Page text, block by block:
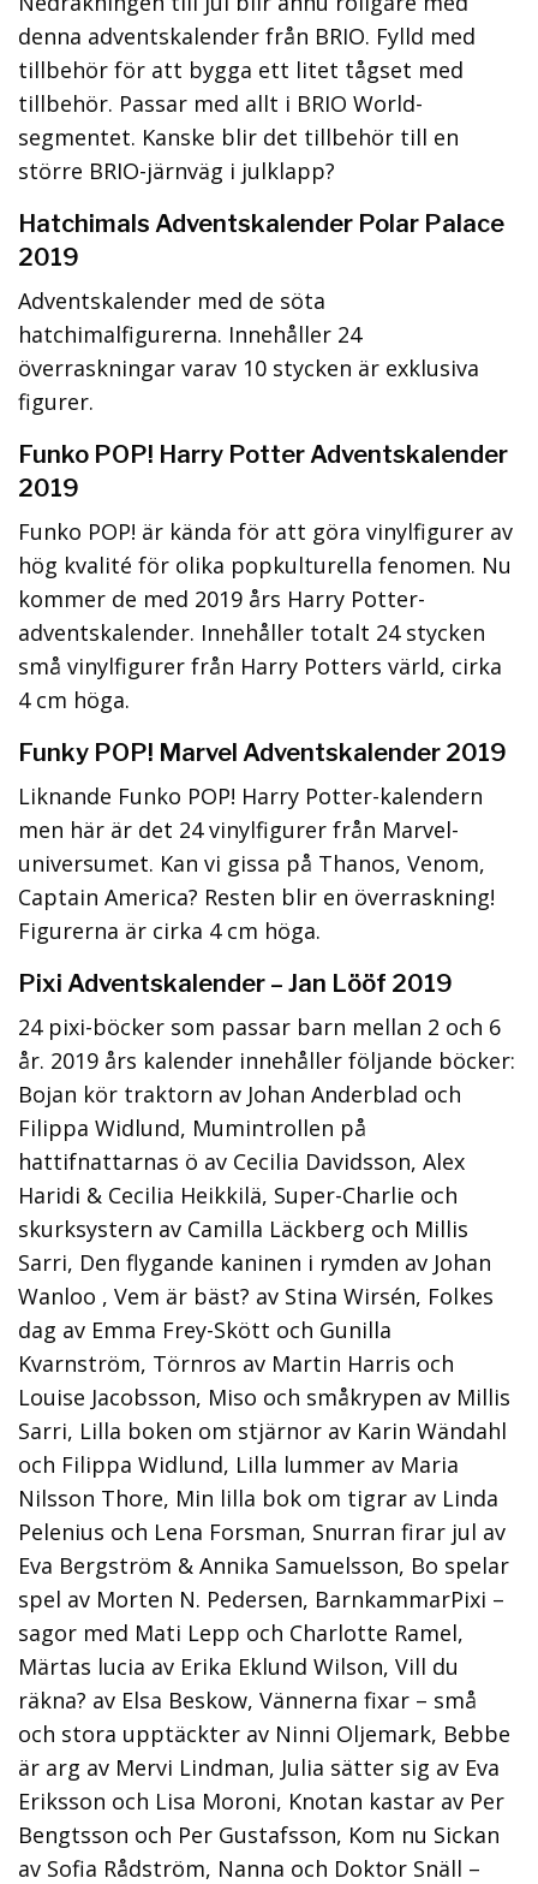
denna adventskalender från BRIO. Fylld med
tillbehör för att bygga ett litet tågset med
tillbehör. Passar med allt i BRIO World-
segmentet. Kanske blir det tillbehör till en
större BRIO-järnväg i julklapp?
Hatchimals Adventskalender Polar Palace
2019
Adventskalender med de söta
hatchimalfigurerna. Innehåller 24
överraskningar varav 10 stycken är exklusiva
figurer.
Funko POP! Harry Potter Adventskalender
2019
Funko POP! är kända för att göra vinylfigurer av
hög kvalité för olika popkulturella fenomen. Nu
kommer de med 2019 års Harry Potter-
adventskalender. Innehåller totalt 24 stycken
små vinylfigurer från Harry Potters värld, cirka
4 cm höga.
Funky POP! Marvel Adventskalender 2019
Liknande Funko POP! Harry Potter-kalendern
men här är det 24 vinylfigurer från Marvel-
universumet. Kan vi gissa på Thanos, Venom,
Captain America? Resten blir en överraskning!
Figurerna är cirka 4 cm höga.
Pixi Adventskalender – Jan Lööf 2019
24 pixi-böcker som passar barn mellan 2 och 6
år. 2019 års kalender innehåller följande böcker:
Bojan kör traktorn av Johan Anderblad och
Filippa Widlund, Mumintrollen på
hattifnattarnas ö av Cecilia Davidsson, Alex
Haridi & Cecilia Heikkilä, Super-Charlie och
skurksystern av Camilla Läckberg och Millis
Sarri, Den flygande kaninen i rymden av Johan
Wanloo , Vem är bäst? av Stina Wirsén, Folkes
dag av Emma Frey-Skött och Gunilla
Kvarnström, Törnros av Martin Harris och
Louise Jacobsson, Miso och småkrypen av Millis
Sarri, Lilla boken om stjärnor av Karin Wändahl
och Filippa Widlund, Lilla lummer av Maria
Nilsson Thore, Min lilla bok om tigrar av Linda
Pelenius och Lena Forsman, Snurran firar jul av
Eva Bergström & Annika Samuelsson, Bo spelar
spel av Morten N. Pedersen, BarnkammarPixi –
sagor med Mati Lepp och Charlotte Ramel,
Märtas lucia av Erika Eklund Wilson, Vill du
räkna? av Elsa Beskow, Vännerna fixar – små
och stora upptäckter av Ninni Oljemark, Bebbe
är arg av Mervi Lindman, Julia sätter sig av Eva
Eriksson och Lisa Moroni, Knotan kastar av Per
Bengtsson och Per Gustafsson, Kom nu Sickan
av Sofia Rådström, Nanna och Doktor Snäll –